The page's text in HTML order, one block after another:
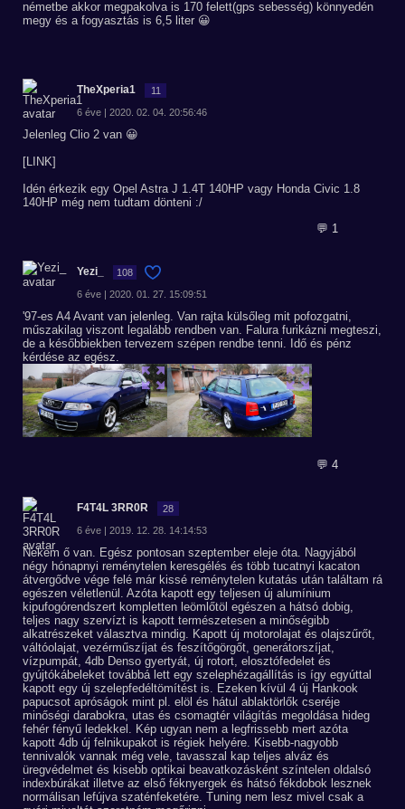
németbe akkor megpakolva is 170 felett(gps sebesség) könnyedén
megy és a fogyasztás is 6,5 liter 😀
TheXperia1 11
6 éve | 2020. 02. 04. 20:56:46
Jelenleg Clio 2 van 😀
[LINK]
Idén érkezik egy Opel Astra J 1.4T 140HP vagy Honda Civic 1.8
140HP még nem tudtam dönteni :/
💬 1
Yezi_ 108
6 éve | 2020. 01. 27. 15:09:51
'97-es A4 Avant van jelenleg. Van rajta külsőleg mit pofozgatni,
műszakilag viszont legalább rendben van. Falura furikázni megteszi,
de a későbbiekben tervezem szépen rendbe tenni. Idő és pénz
kérdése az egész.
💬 4
F4T4L 3RR0R 28
6 éve | 2019. 12. 28. 14:14:53
Nekem ő van. Egész pontosan szeptember eleje óta. Nagyjából
négy hónapnyi reménytelen keresgélés és több tucatnyi kacaton
átvergődve vége felé már kissé reménytelen kutatás után találtam rá
egészen véletlenül. Azóta kapott egy teljesen új alumínium
kipufogórendszert kompletten leömlőtöl egészen a hátsó dobig,
teljes nagy szervízt is kapott természetesen a minőségibb
alkatrészeket választva mindig. Kapott új motorolajat és olajszűrőt,
váltóolajat, vezérműszíjat és feszítőgörgőt, generátorszíjat,
vízpumpát, 4db Denso gyertyát, új rotort, elosztófedelet és
gyújtókábeleket továbbá lett egy szelephézagállítás is így egyúttal
kapott egy új szelepfedéltömítést is. Ezeken kívül 4 új Hankook
papucsot apróságok mint pl. elöl és hátul ablaktörlők cseréje
minőségi darabokra, utas és csomagtér világítás megoldása hideg
fehér fényű ledekkel. Kép ugyan nem a legfrissebb mert azóta
kapott 4db új felnikupakot is régiek helyére. Kisebb-nagyobb
tennivalók vannak még vele, tavasszal kap teljes alváz és
üregvédelmet és kisebb optikai beavatkozásként színtelen oldalsó
indexbúrákat illetve az első féknyergek és hátsó fékdobok lesznek
normálisan lefújva szaténfeketére. Tuning nem lesz mivel csak a